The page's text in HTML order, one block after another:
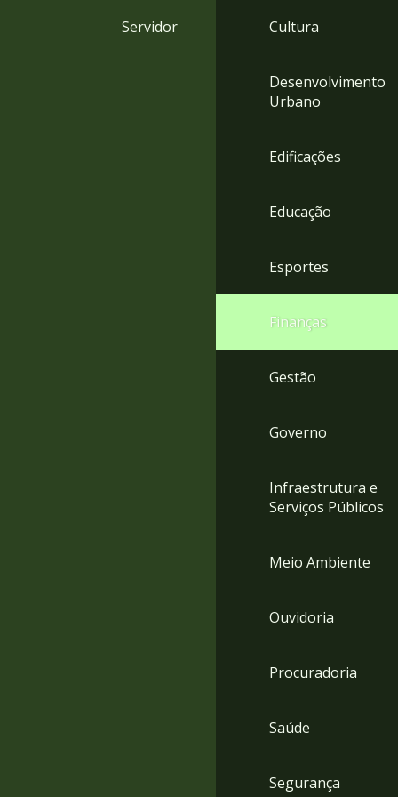
Servidor Cultura
Desenvolvimento
Urbano
Edificações
Educação
Esportes
Finanças
Gestão
Governo
Infraestrutura e
Serviços Públicos
Meio Ambiente
Ouvidoria
Procuradoria
Saúde
Segurança